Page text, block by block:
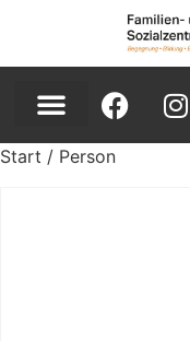
Start / Person